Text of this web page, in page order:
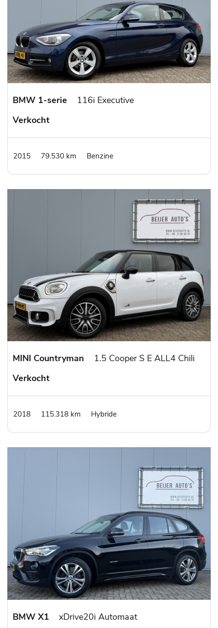
BMW 1-serie
116i Executive
Verkocht
2015 79.530 km Benzine
MINI Countryman
1.5 Cooper S E ALL4 Chili
Verkocht
2018 115.318 km Hybride
BMW X1
xDrive20i Automaat